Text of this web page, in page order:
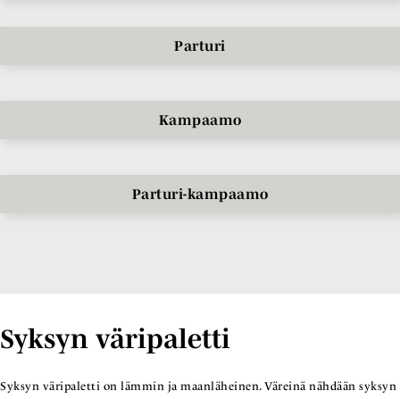
Parturi
Kampaamo
Parturi-kampaamo
Syksyn väripaletti
Syksyn väripaletti on lämmin ja maanläheinen. Väreinä nähdään syksyn